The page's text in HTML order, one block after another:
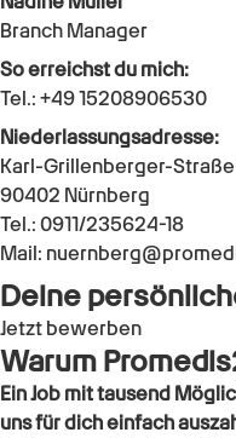
Branch Manager
So erreichst du mich:
Tel.: +49 15208906530
Niederlassungsadresse:
Karl-Grillenberger-Straße
90402 Nürnberg
Tel.: 0911/235624-18
Mail:
Deine
Jetzt bewerben
Warum
Ein Job mit tausend
uns für dich einfach